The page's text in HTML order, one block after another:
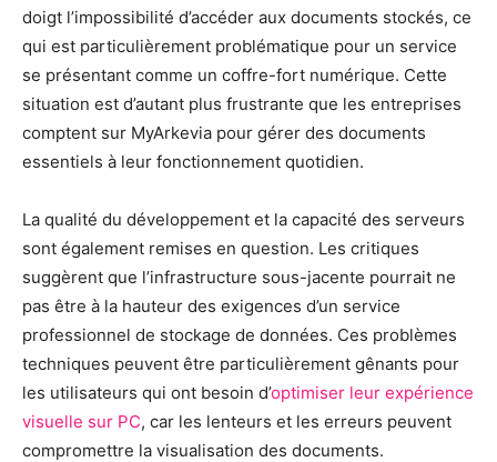
doigt l’impossibilité d’accéder aux documents stockés, ce
qui est particulièrement problématique pour un service
se présentant comme un coffre-fort numérique. Cette
situation est d’autant plus frustrante que les entreprises
comptent sur MyArkevia pour gérer des documents
essentiels à leur fonctionnement quotidien.
La qualité du développement et la capacité des serveurs
sont également remises en question. Les critiques
suggèrent que l’infrastructure sous-jacente pourrait ne
pas être à la hauteur des exigences d’un service
professionnel de stockage de données. Ces problèmes
techniques peuvent être particulièrement gênants pour
les utilisateurs qui ont besoin d’optimiser leur expérience
visuelle sur PC, car les lenteurs et les erreurs peuvent
compromettre la visualisation des documents.